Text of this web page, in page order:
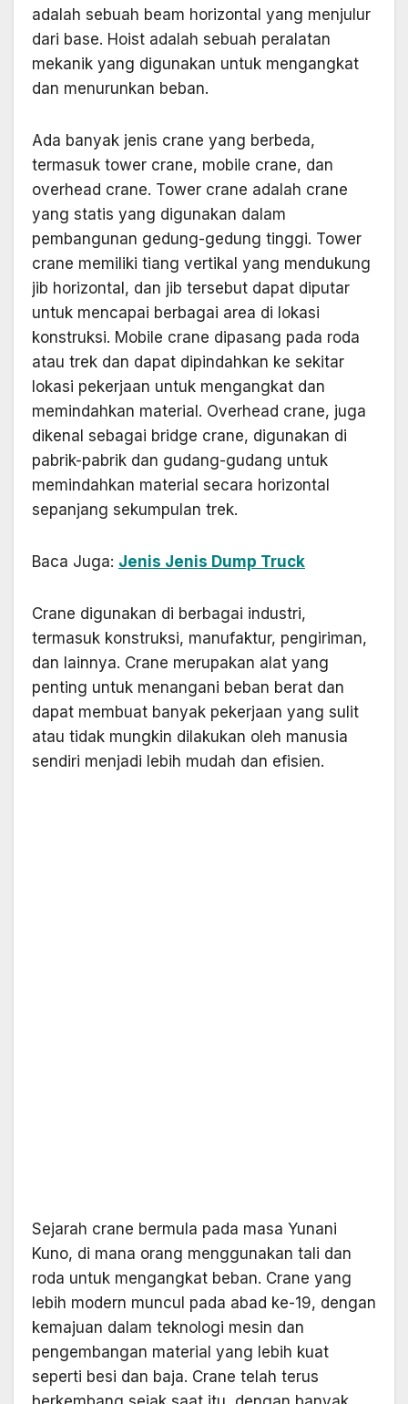
adalah sebuah beam horizontal yang menjulur
dari base. Hoist adalah sebuah peralatan
mekanik yang digunakan untuk mengangkat
dan menurunkan beban.
Ada banyak jenis crane yang berbeda,
termasuk tower crane, mobile crane, dan
overhead crane. Tower crane adalah crane
yang statis yang digunakan dalam
pembangunan gedung-gedung tinggi. Tower
crane memiliki tiang vertikal yang mendukung
jib horizontal, dan jib tersebut dapat diputar
untuk mencapai berbagai area di lokasi
konstruksi. Mobile crane dipasang pada roda
atau trek dan dapat dipindahkan ke sekitar
lokasi pekerjaan untuk mengangkat dan
memindahkan material. Overhead crane, juga
dikenal sebagai bridge crane, digunakan di
pabrik-pabrik dan gudang-gudang untuk
memindahkan material secara horizontal
sepanjang sekumpulan trek.
Baca Juga: Jenis Jenis Dump Truck
Crane digunakan di berbagai industri,
termasuk konstruksi, manufaktur, pengiriman,
dan lainnya. Crane merupakan alat yang
penting untuk menangani beban berat dan
dapat membuat banyak pekerjaan yang sulit
atau tidak mungkin dilakukan oleh manusia
sendiri menjadi lebih mudah dan efisien.
Sejarah crane bermula pada masa Yunani
Kuno, di mana orang menggunakan tali dan
roda untuk mengangkat beban. Crane yang
lebih modern muncul pada abad ke-19, dengan
kemajuan dalam teknologi mesin dan
pengembangan material yang lebih kuat
seperti besi dan baja. Crane telah terus